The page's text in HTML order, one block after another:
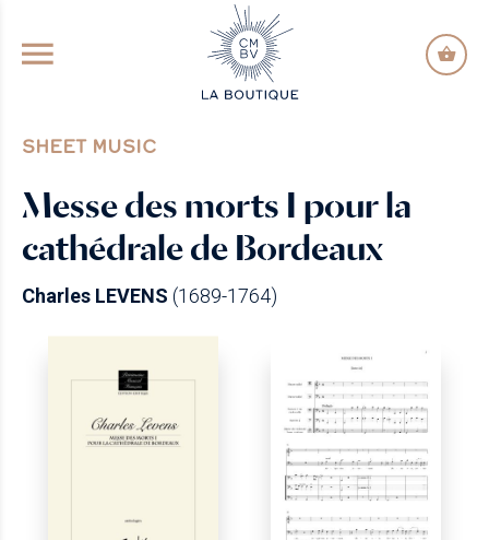
GO TO PRINCIPAL CONTENT
SHEET MUSIC
Messe des morts I pour la
cathédrale de Bordeaux
Charles LEVENS (1689-1764)